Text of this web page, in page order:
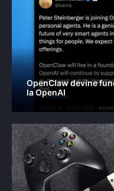
OpenClaw devine
la OpenAI